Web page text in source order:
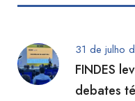
31 de julho
FINDES
debates